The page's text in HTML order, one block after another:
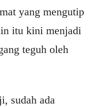
yang mengutip
itu kini menjadi
teguh oleh
sudah ada